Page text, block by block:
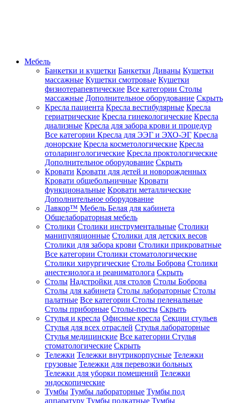
Мебель
Банкетки и кушетки Банкетки Диваны Кушетки
массажные Кушетки смотровые Кушетки
физиотерапевтические Все категории Столы
массажные Дополнительное оборудование Скрыть
Кресла пациента Кресла вестибулярные Кресла
гериатрические Кресла гинекологические Кресла
диализные Кресла для забора крови и процедур
Все категории Кресла для ЭЭГ и ЭХО-ЭГ Кресла
донорские Кресла косметологические Кресла
отоларингологические Кресла проктологические
Дополнительное оборудование Скрыть
Кровати Кровати для детей и новорожденных
Кровати общебольничные Кровати
функциональные Кровати металлические
Дополнительное оборудование
Лавкор™ Мебель Белая для кабинета
Общелабораторная мебель
Столики Столики инструментальные Столики
манипуляционные Столики для детских весов
Столики для забора крови Столики прикроватные
Все категории Столики стоматологические
Столики хирургические Столы Боброва Столики
анестезиолога и реаниматолога Скрыть
Столы Надстройки для столов Столы Боброва
Столы для кабинета Столы лабораторные Столы
палатные Все категории Столы пеленальные
Столы приборные Столы-посты Скрыть
Стулья и кресла Офисные кресла Секции стульев
Стулья для всех отраслей Стулья лабораторные
Стулья медицинские Все категории Стулья
стоматологические Скрыть
Тележки Тележки внутрикорпусные Тележки
грузовые Тележки для перевозки больных
Тележки для уборки помещений Тележки
эндоскопические
Тумбы Тумбы лабораторные Тумбы под
аппаратуру Тумбы подкатные Тумбы